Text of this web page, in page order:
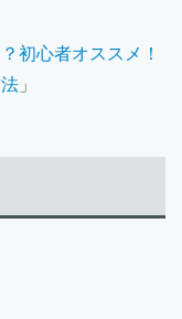
初心者オススメ！
」